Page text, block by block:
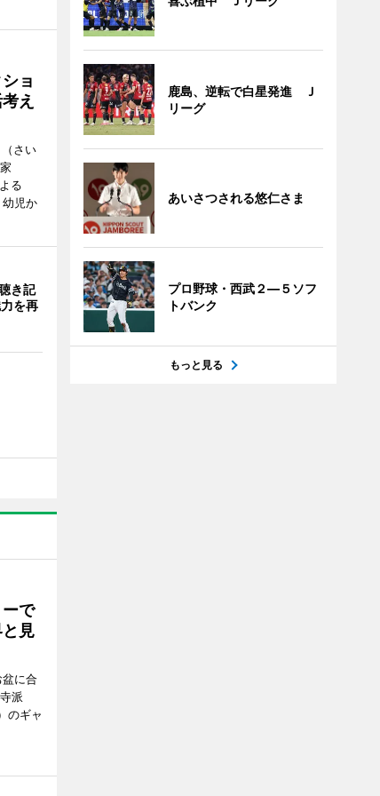
ョ
え
さい
る
幼児か
き記
を再
で
見
に合
派
のギャ
鹿島、逆転で白星発進 Ｊ
リーグ
あいさつされる悠仁さま
プロ野球・西武２―５ソフ
トバンク
もっと見る